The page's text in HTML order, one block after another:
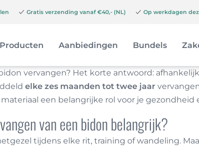
Gratis verzending vanaf €40,- (NL) Op werkdagen
Producten Aanbiedingen Bundels
vervangen? Het korte antwoord:
elke zes maanden tot twee jaar
een belangrijke rol voor je
van een bidon belangrijk?
tijdens elke rit, training of wandeling.